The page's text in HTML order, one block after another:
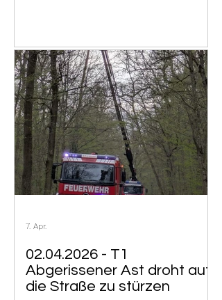
02.04.2026 - T1
Abgerissener Ast droht auf
die Straße zu stürzen
7. Apr.